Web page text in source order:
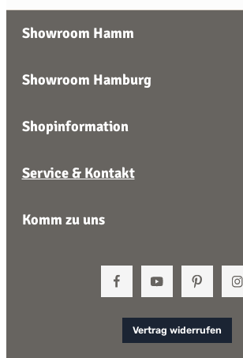
Showroom Hamm
Showroom Hamburg
Shopinformation
Service & Kontakt
Komm zu uns
Vertrag widerrufen